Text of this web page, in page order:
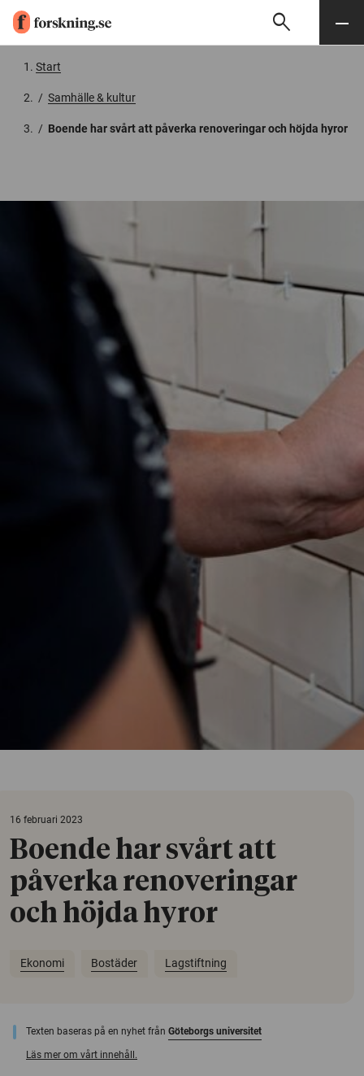
Söksearch Meny
Start
/ Samhälle & kultur
/ Boende har svårt att påverka renoveringar och höjda hyror
16 februari 2023
Boende har svårt att
påverka renoveringar
och höjda hyror
Ekonomi Bostäder Lagstiftning
Texten baseras på en nyhet från Göteborgs universitet
Läs mer om vårt innehåll.